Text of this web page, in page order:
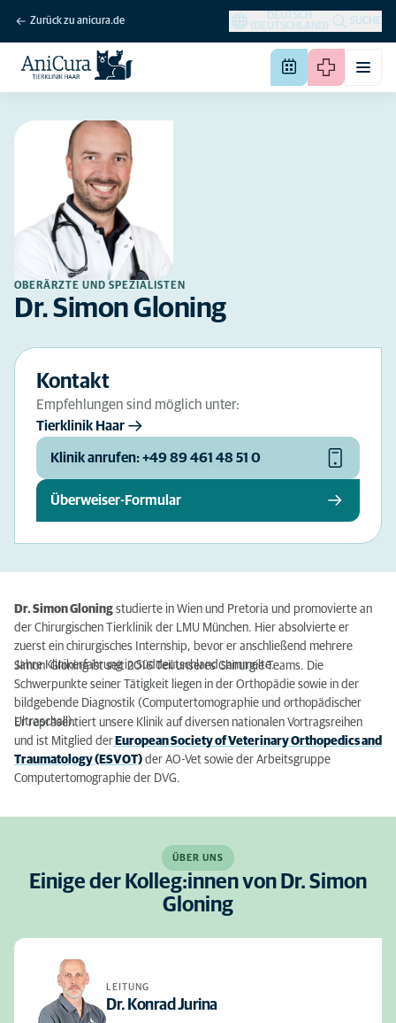
Zurück zu anicura.de
DEUTSCH
(DEUTSCHLAND)
SUCHE
OBERÄRZTE UND SPEZIALISTEN
Dr. Simon Gloning
Kontakt
Empfehlungen sind möglich unter:
Tierklinik Haar
Klinik anrufen: +49 89 461 48 51 0
Überweiser-Formular
Dr. Simon Gloning studierte in Wien und Pretoria und promovierte an
der Chirurgischen Tierklinik der LMU München. Hier absolvierte er
zuerst ein chirurgisches Internship, bevor er anschließend mehrere
Jahre Klinikerfahrung in Süddeutschland sammelte.
Simon Gloning ist seit 2016 Teil unseres Chirurgie-Teams. Die
Schwerpunkte seiner Tätigkeit liegen in der Orthopädie sowie in der
bildgebende Diagnostik (Computertomographie und orthopädischer
Ultraschall).
Er repräsentiert unsere Klinik auf diversen nationalen Vortragsreihen
und ist Mitglied der European Society of Veterinary Orthopedics and
Traumatology (ESVOT) der AO-Vet sowie der Arbeitsgruppe
Computertomographie der DVG.
ÜBER UNS
Einige der Kolleg:innen von Dr. Simon
Gloning
LEITUNG
Dr. Konrad Jurina